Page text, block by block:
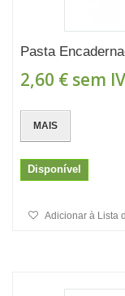
Pasta
2,60 € sem
MAIS
Disponível
Adicionar à Lista